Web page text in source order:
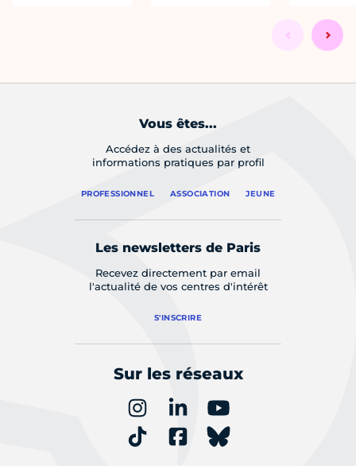
Vous êtes...
Accédez à des actualités et
informations pratiques par profil
PROFESSIONNEL ASSOCIATION JEUNE
Les newsletters de Paris
Recevez directement par email
l'actualité de vos centres d'intérêt
S'INSCRIRE
Sur les réseaux